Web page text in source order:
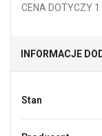
CENA DOTYCZY 1
INFORMACJE
Stan